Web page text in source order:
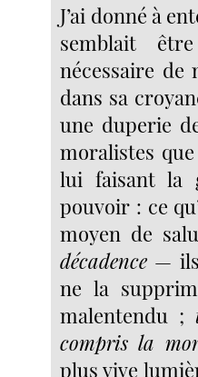
J’ai donné à
semblait
nécessaire
dans sa
une duperie
moralistes
lui faisant la
pouvoir : ce
moyen de
décadence — ils
ne la
malentendu ;
compris la
plus vive